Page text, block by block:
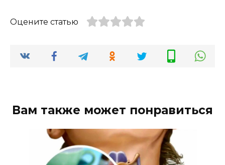
Оцените статью
Вам также может понравиться